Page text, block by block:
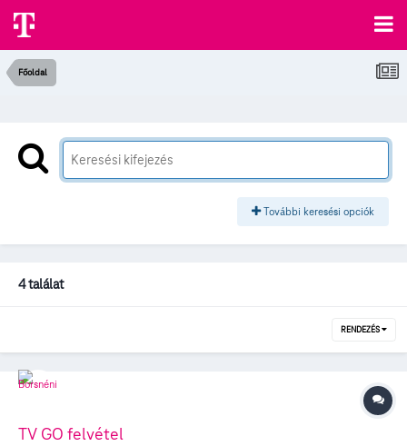
Főoldal
További keresési opciók
4 találat
RENDEZÉS
TV GO felvétel